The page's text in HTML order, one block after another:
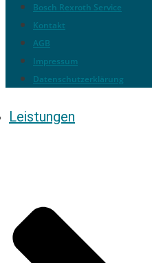
Bosch Rexroth Service
Kontakt
AGB
Impressum
Datenschutzerklärung
Leistungen